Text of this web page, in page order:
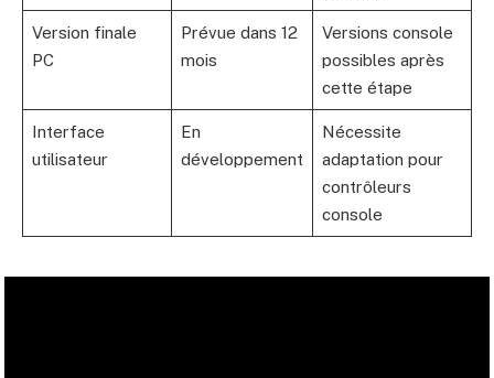
Version finale
PC
Prévue dans 12
mois
Versions console
possibles après
cette étape
Interface
utilisateur
En
développement
Nécessite
adaptation pour
contrôleurs
console